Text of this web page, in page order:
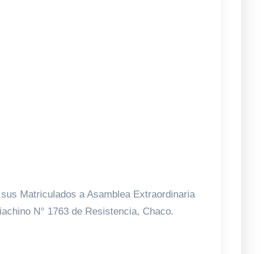
Matriculados a Asamblea Extraordinaria
N° 1763 de Resistencia, Chaco.